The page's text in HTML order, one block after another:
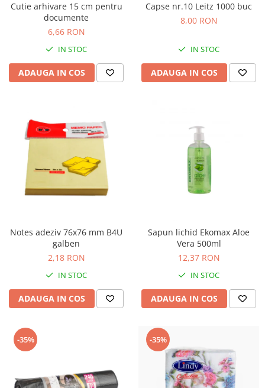
Cutie arhivare 15 cm pentru
documente
6,66 RON
IN STOC
ADAUGA IN COS
Capse nr.10 Leitz 1000 buc
8,00 RON
IN STOC
ADAUGA IN COS
Notes adeziv 76x76 mm B4U
galben
2,18 RON
IN STOC
ADAUGA IN COS
Sapun lichid Ekomax Aloe
Vera 500ml
12,37 RON
IN STOC
ADAUGA IN COS
-35% -35%